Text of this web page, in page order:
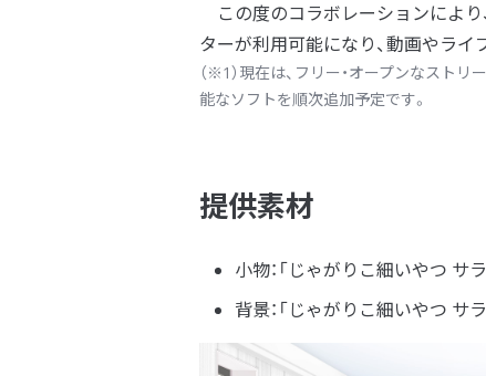
この度のコラボレーションによ
ターが利用可能になり、動画やラ
（※1）現在は、フリー・オープンなスト
能なソフトを順次追加予定です。
提供素材
小物：「じゃがりこ細いやつ サ
背景：「じゃがりこ細いやつ サ